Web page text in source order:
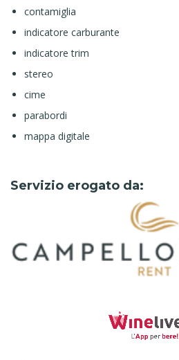
contamiglia
indicatore carburante
indicatore trim
stereo
cime
parabordi
mappa digitale
Servizio erogato da: